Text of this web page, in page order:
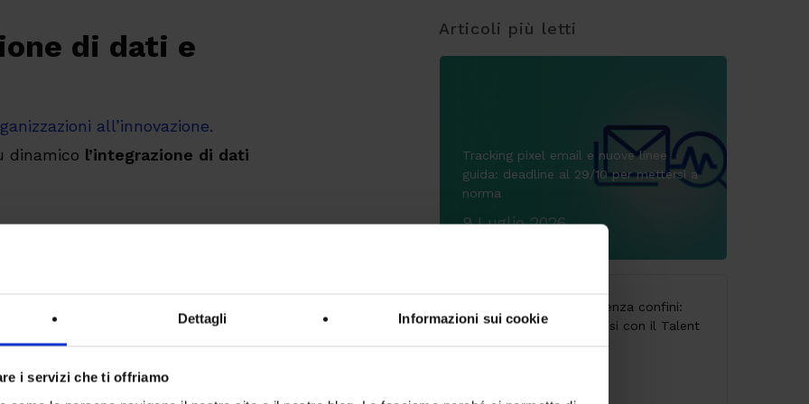
Dettagli Informazioni sui cookie
i servizi che ti offriamo
di dati e
all’innovazione.
dinamico l’integrazione di dati
e velocità richiesto dal
Articoli più letti
Tracking pixel email e nuove linee
guida: deadline al 29/10 per mettersi a
norma
9 Luglio 2026
CodyLab, formazione senza confini:
Italia e Camerun connessi con il Talent
Accelerator Program